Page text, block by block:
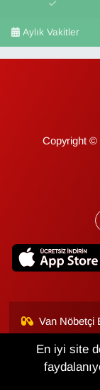
Aylık Vakitler
Copyright ©
Van Nöbetçi
Van Namaz
En iyi site